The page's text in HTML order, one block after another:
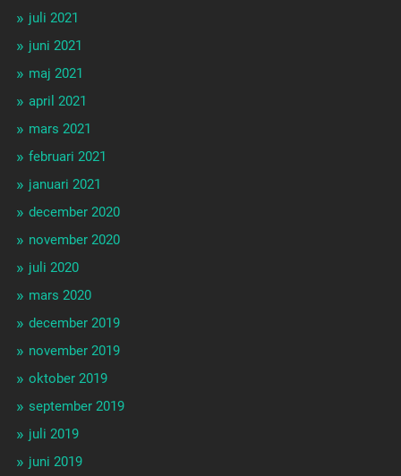
juli 2021
juni 2021
maj 2021
april 2021
mars 2021
februari 2021
januari 2021
december 2020
november 2020
juli 2020
mars 2020
december 2019
november 2019
oktober 2019
september 2019
juli 2019
juni 2019